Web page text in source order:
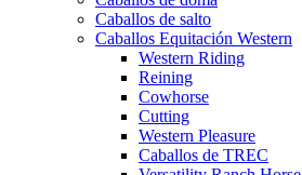
Caballos de salto
Caballos Equitación Western
Western Riding
Reining
Cowhorse
Cutting
Western Pleasure
Caballos de TREC